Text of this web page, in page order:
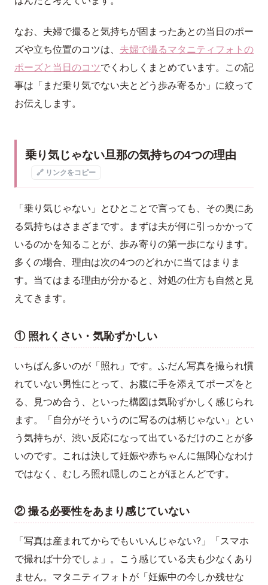
なお、夫婦で撮ると気持ちが固まったあとの当日のポー
ズや立ち位置のコツは、 夫婦で撮るマタニティフォトの
ポーズと当日のコツでくわしくまとめています。この記
事は「まだ乗り気でない夫とどう歩み寄るか」に絞って
お伝えします。
乗り気じゃない旦那の気持ちの4つの理由
🔗 リンクをコピー
「乗り気じゃない」とひとことで言っても、その奥にあ
る気持ちはさまざまです。まずは夫が何に引っかかって
いるのかを知ることが、歩み寄りの第一歩になります。
多くの場合、理由は次の4つのどれかに当てはまりま
す。当てはまる理由が分かると、対処の仕方も自然と見
えてきます。
① 照れくさい・気恥ずかしい
いちばん多いのが「照れ」です。ふだん写真を撮られ慣
れていない男性にとって、お腹に手を添えてポーズをと
る、見つめ合う、といった構図は気恥ずかしく感じられ
ます。「自分がそういうのに写るのは柄じゃない」とい
う気持ちが、渋い反応になって出ているだけのことが多
いのです。これは決して妊娠や赤ちゃんに無関心なわけ
ではなく、むしろ照れ隠しのことがほとんどです。
② 撮る必要性をあまり感じていない
「写真は産まれてからでもいいんじゃない?」「スマホ
で撮れば十分でしょ」。こう感じている夫も少なくあり
ません。マタニティフォトが「妊娠中の今しか残せな